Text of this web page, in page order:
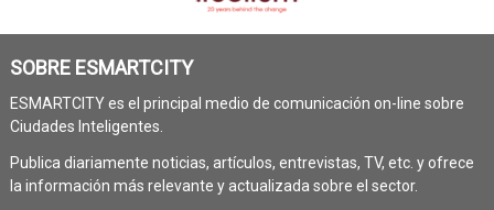
SOBRE ESMARTCITY
ESMARTCITY es el principal medio de comunicación on-line sobre
Ciudades Inteligentes.
Publica diariamente noticias, artículos, entrevistas, TV, etc. y ofrece
la información más relevante y actualizada sobre el sector.